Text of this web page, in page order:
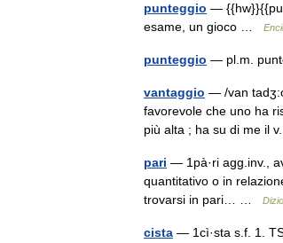
punteggio —
esame, un gioco …
punteggio — pl.m.
vantaggio — /van
favorevole che uno ha
più alta ; ha su di me
pari — 1pà·ri agg.inv.,
quantitativo o in
trovarsi in pari… …
cista — 1cì·sta s.f. 1.